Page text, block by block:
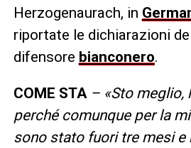
Herzogenaurach, in
riportate le dichiarazioni
difensore bianconero.
COME STA – «Sto meglio,
perché comunque per la
sono stato fuori tre mesi e